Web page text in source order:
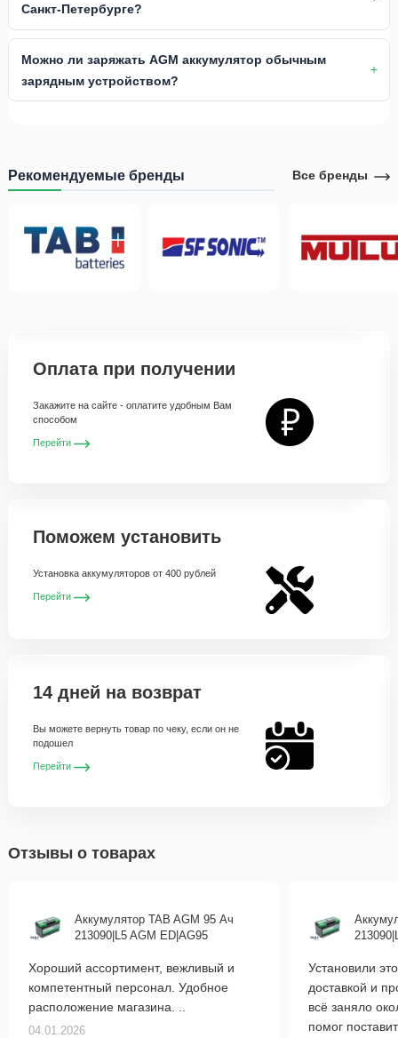
Санкт-Петербурге?
Можно ли заряжать AGM аккумулятор обычным
зарядным устройством?
Рекомендуемые бренды Все бренды
Оплата при получении
Закажите на сайте - оплатите удобным Вам
способом
Перейти
Поможем установить
Установка аккумуляторов от 400 рублей
Перейти
14 дней на возврат
Вы можете вернуть товар по чеку, если он не
подошел
Перейти
Отзывы о товарах
Аккумулятор TAB AGM 95 Ач
213090|L5 AGM ED|AG95
Хороший ассортимент, вежливый и
компетентный персонал. Удобное
расположение магазина. ..
04.01.2026
Установили
доставкой и
всё заняло
помог